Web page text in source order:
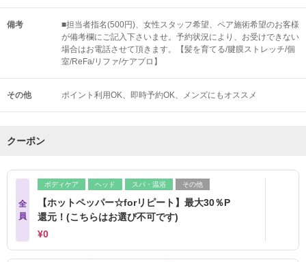
備考
■担当者指名(500円)、女性スタッフ希望、ペア施術希望のお客様
が備考欄にご記入下さいませ。予約状況により、お受けできない
場合はお電話させて頂きます。【髪を育てる/腱膜ストレッチ/個
室/ReFa/リファ/ケアプロ】
その他 ポイント利用OK 即時予約OK メンズにもオススメ
クーポン
全
員
ボディケア ヘッド スパ・温浴 その他
【ホットペッパー☆forリピート】最大30％P
還元！(こちらはお選び不可です)
¥0